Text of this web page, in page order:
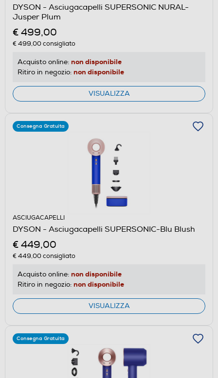
DYSON - Asciugacapelli SUPERSONIC NURAL-
Jusper Plum
€ 499,00
€ 499,00consigliato
Acquisto online: non disponibile
Ritiro in negozio: non disponibile
VISUALIZZA
Consegna Gratuita
ASCIUGACAPELLI
DYSON - Asciugacapelli SUPERSONIC-Blu Blush
€ 449,00
€ 449,00consigliato
Acquisto online: non disponibile
Ritiro in negozio: non disponibile
VISUALIZZA
Consegna Gratuita